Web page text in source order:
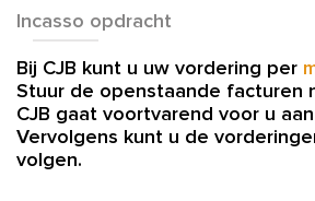
Incasso opdracht
Bij CJB kunt u uw vordering per
Stuur de openstaande facturen
CJB gaat voortvarend voor u
Vervolgens kunt u de
volgen.